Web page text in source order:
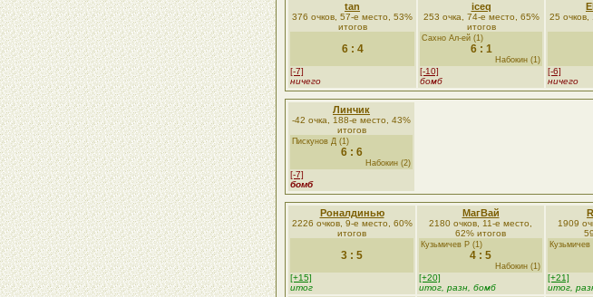
tan
376 очков, 57-е место, 53%
итогов
6 : 4
[-7]
ничего
iceq
253 очка, 74-е место, 65%
итогов
Сахно Ал-ей (1)
6 : 1
Набокин (1)
[-10]
бомб
25
[-6]
ничего
Линчик
-42 очка, 188-е место, 43%
итогов
Пискунов Д (1)
6 : 6
Набокин (2)
[-7]
бомб
Роналдинью
2226 очков, 9-е место, 60%
итогов
3 : 5
[+15]
итог
МагВай
2180 очков, 11-е место,
62% итогов
Кузьмичев Р (1)
4 : 5
Набокин (1)
[+20]
итог, разн, бомб
1909
[+21]
итог,